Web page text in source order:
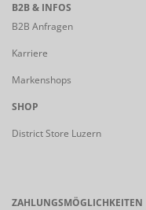
B2B & INFOS
B2B Anfragen
Karriere
Markenshops
SHOP
District Store Luzern
ZAHLUNGSMÖGLICHKEITEN